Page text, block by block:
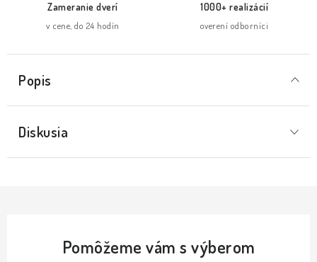
Zameranie dverí
v cene, do 24 hodín
1000+ realizácií
overení odborníci
Popis
Diskusia
Pomôžeme vám s výberom